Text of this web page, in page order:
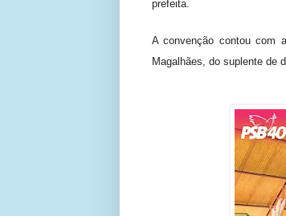
prefeita.
A convenção contou com
Magalhães, do suplente de